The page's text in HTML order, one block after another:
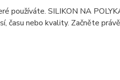
používáte. SILIKON NA
času nebo kvality. Začněte